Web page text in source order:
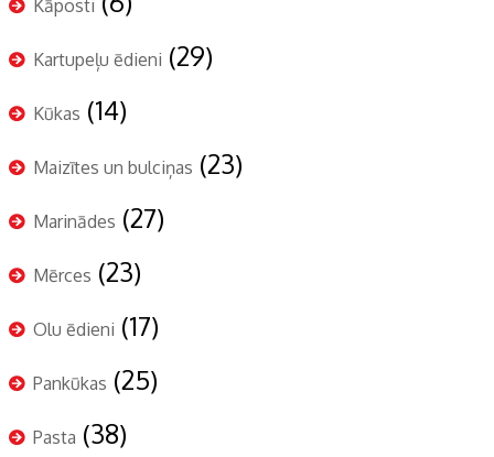
Kāposti
Kartupeļu ēdieni (29)
Kūkas (14)
Maizītes un bulciņas (23)
Marinādes (27)
Mērces (23)
Olu ēdieni (17)
Pankūkas (25)
Pasta (38)